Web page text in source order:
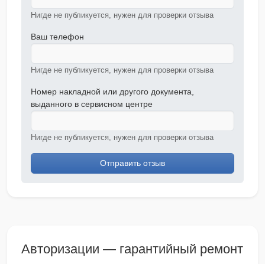
Нигде не публикуется, нужен для проверки отзыва
Ваш телефон
Нигде не публикуется, нужен для проверки отзыва
Номер накладной или другого документа,
выданного в сервисном центре
Нигде не публикуется, нужен для проверки отзыва
Отправить отзыв
Авторизации — гарантийный ремонт